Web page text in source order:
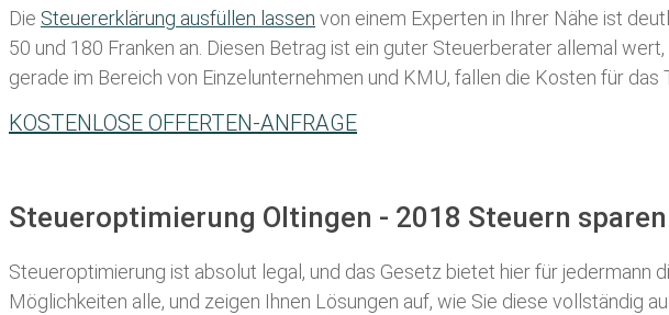
Die Steuererklärung ausfüllen lassen von einem Experten in Ihrer Nähe ist
50 und 180 Franken an. Diesen Betrag ist ein guter Steuerberater allemal
gerade im Bereich von Einzelunternehmen und KMU, fallen die Kosten für
KOSTENLOSE OFFERTEN-ANFRAGE
Steueroptimierung Oltingen - 2018 Steuern
Steueroptimierung ist absolut legal, und das Gesetz bietet hier für jedermann
Möglichkeiten alle, und zeigen Ihnen Lösungen auf, wie Sie diese vollständig